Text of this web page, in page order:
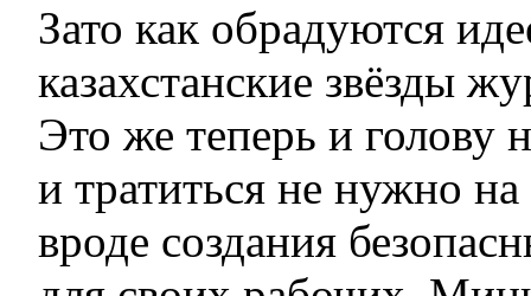
Зато как обрадуются
казахстанские звёзды
Это же теперь и голову
и тратиться не нужно
вроде создания